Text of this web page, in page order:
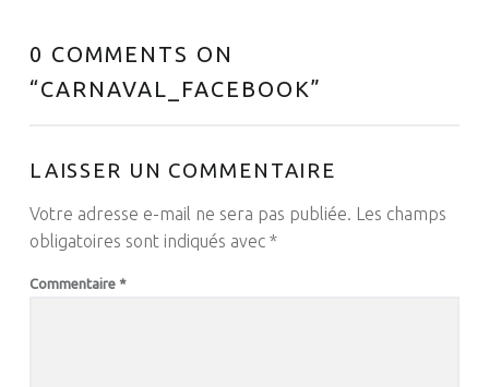
0 COMMENTS ON
“CARNAVAL_FACEBOOK”
LAISSER UN COMMENTAIRE
Votre adresse e-mail ne sera pas publiée. Les champs
obligatoires sont indiqués avec *
Commentaire *